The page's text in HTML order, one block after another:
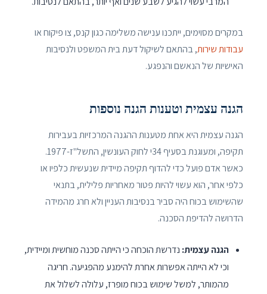
במקרים מסוימים, ייתכנו ענישה משלימה כגון קנס, צו פיקוח או
עבודות שירות, בהתאם לשיקול דעת בית המשפט ולנסיבות
האישיות של הנאשם והנפגע.
הגנה עצמית וטענות הגנה נוספות
הגנה עצמית היא אחת מטענות ההגנה המרכזיות בעבירות
תקיפה, ומעוגנת בסעיף 34י לחוק העונשין, התשל"ז-1977.
כאשר אדם פועל כדי להדוף תקיפה מיידית שנעשית כלפיו או
כלפי אחר, הוא עשוי להיות פטור מאחריות פלילית, בתנאי
שהשימוש בכוח היה סביר בנסיבות העניין ולא חרג מהמידה
הדרושה להדיפת הסכנה.
הגנה עצמית: נדרשת הוכחה כי הייתה סכנה מוחשית ומיידית,
וכי לא הייתה אפשרות אחרת להימנע מהפגיעה. חריגה
מהמותר, למשל שימוש בכוח מופרז, עלולה לשלול את